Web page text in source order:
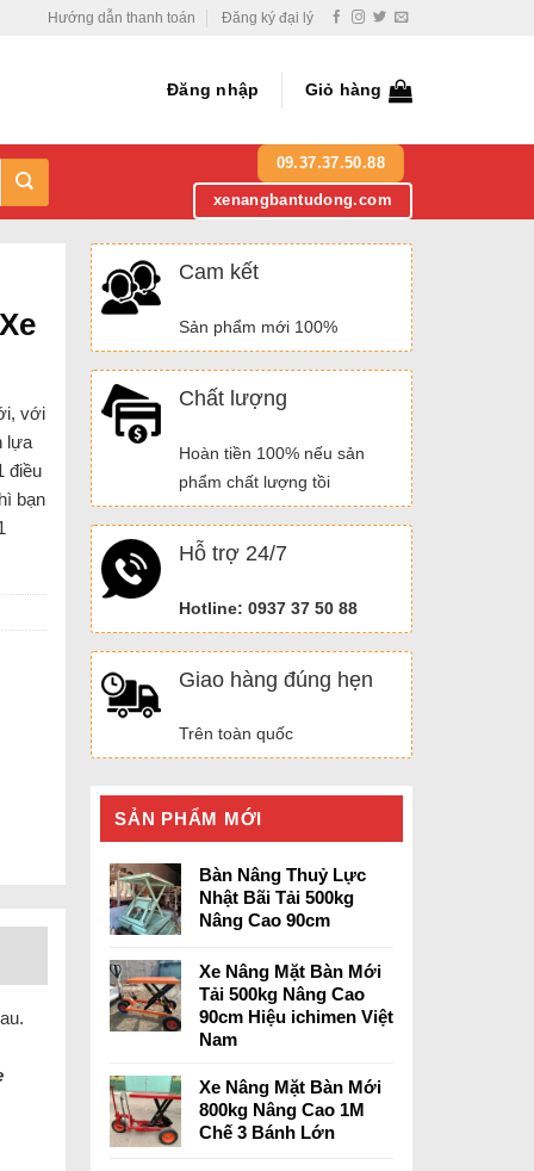
Hướng dẫn thanh toán Đăng ký đại lý
Đăng nhập Giỏ hàng
09.37.37.50.88
xenangbantudong.com
Cam kết
Sản phẩm mới 100%
Chất lượng
Hoàn tiền 100% nếu sản
phẩm chất lượng tồi
Hỗ trợ 24/7
Hotline: 0937 37 50 88
Giao hàng đúng hẹn
Trên toàn quốc
SẢN PHẨM MỚI
Bàn Nâng Thuỷ Lực
Nhật Bãi Tải 500kg
Nâng Cao 90cm
Xe Nâng Mặt Bàn Mới
Tải 500kg Nâng Cao
90cm Hiệu ichimen Việt
Nam
Xe Nâng Mặt Bàn Mới
800kg Nâng Cao 1M
Chế 3 Bánh Lớn
với
lựa
điều
bạn